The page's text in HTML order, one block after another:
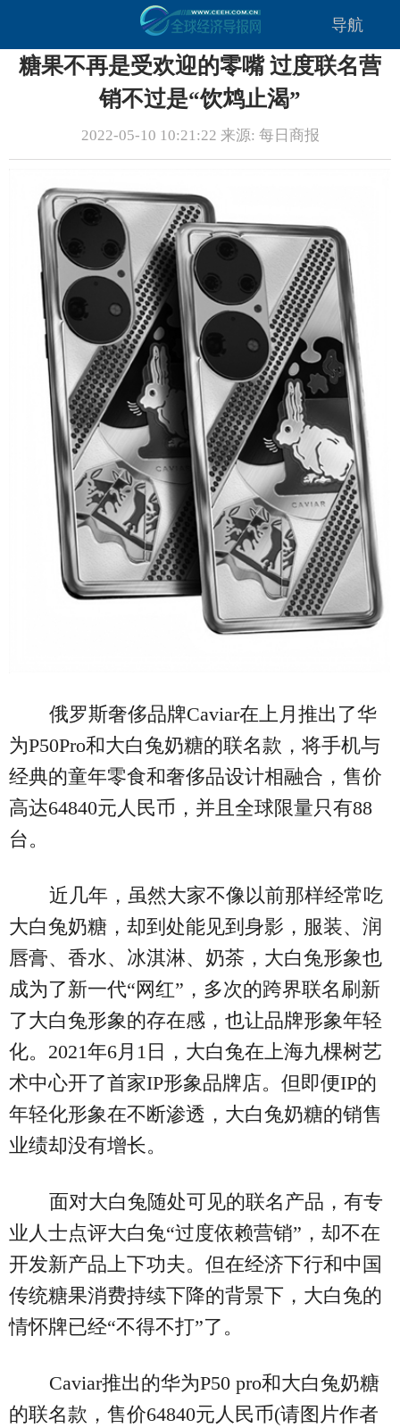
导航
糖果不再是受欢迎的零嘴 过度联名营
销不过是“饮鸩止渴”
2022-05-10 10:21:22 来源: 每日商报
俄罗斯奢侈品牌Caviar在上月推出了华
为P50Pro和大白兔奶糖的联名款，将手机与
经典的童年零食和奢侈品设计相融合，售价
高达64840元人民币，并且全球限量只有88
台。
近几年，虽然大家不像以前那样经常吃
大白兔奶糖，却到处能见到身影，服装、润
唇膏、香水、冰淇淋、奶茶，大白兔形象也
成为了新一代“网红”，多次的跨界联名刷新
了大白兔形象的存在感，也让品牌形象年轻
化。2021年6月1日，大白兔在上海九棵树艺
术中心开了首家IP形象品牌店。但即便IP的
年轻化形象在不断渗透，大白兔奶糖的销售
业绩却没有增长。
面对大白兔随处可见的联名产品，有专
业人士点评大白兔“过度依赖营销”，却不在
开发新产品上下功夫。但在经济下行和中国
传统糖果消费持续下降的背景下，大白兔的
情怀牌已经“不得不打”了。
Caviar推出的华为P50 pro和大白兔奶糖
的联名款，售价64840元人民币(请图片作者